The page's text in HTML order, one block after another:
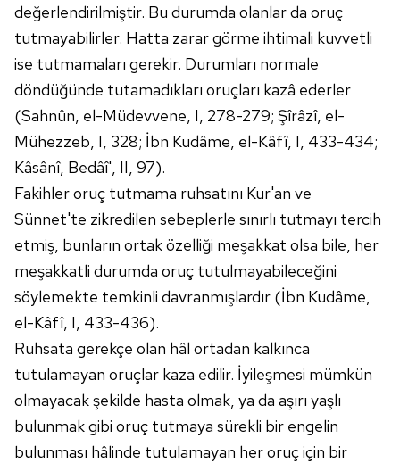
değerlendirilmiştir. Bu durumda olanlar da oruç
tutmayabilirler. Hatta zarar görme ihtimali kuvvetli
ise tutmamaları gerekir. Durumları normale
döndüğünde tutamadıkları oruçları kazâ ederler
(Sahnûn, el-Müdevvene, I, 278-279; Şîrâzî, el-
Mühezzeb, I, 328; İbn Kudâme, el-Kâfî, I, 433-434;
Kâsânî, Bedâî', II, 97).
Fakihler oruç tutmama ruhsatını Kur'an ve
Sünnet'te zikredilen sebeplerle sınırlı tutmayı tercih
etmiş, bunların ortak özelliği meşakkat olsa bile, her
meşakkatli durumda oruç tutulmayabileceğini
söylemekte temkinli davranmışlardır (İbn Kudâme,
el-Kâfî, I, 433-436).
Ruhsata gerekçe olan hâl ortadan kalkınca
tutulamayan oruçlar kaza edilir. İyileşmesi mümkün
olmayacak şekilde hasta olmak, ya da aşırı yaşlı
bulunmak gibi oruç tutmaya sürekli bir engelin
bulunması hâlinde tutulamayan her oruç için bir